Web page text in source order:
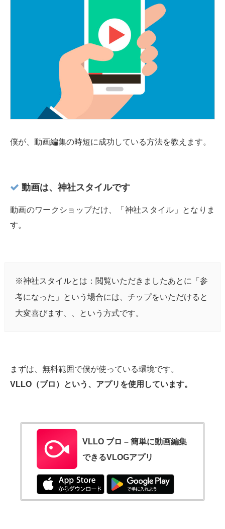
僕が、動画編集の時短に成功している方法を教えます。
動画は、神社スタイルです
動画のワークショップだけ、「神社スタイル」となりま
す。
※神社スタイルとは：閲覧いただきましたあとに「参
考になった」という場合には、チップをいただけると
大変喜びます、、という方式です。
まずは、無料範囲で僕が使っている環境です。
VLLO（ブロ）という、アプリを使用しています。
VLLO ブロ – 簡単に動画編集
できるVLOGアプリ